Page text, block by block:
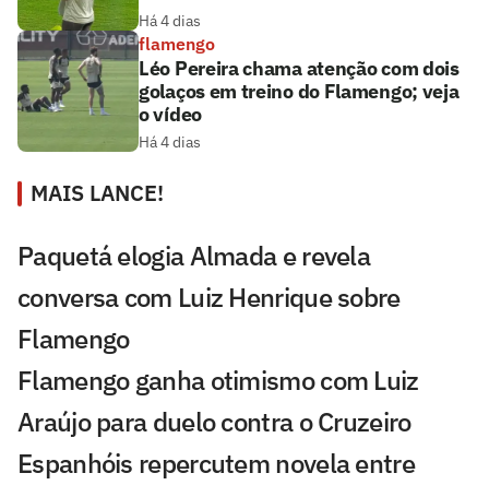
Há 4 dias
flamengo
Léo Pereira chama atenção com dois
golaços em treino do Flamengo; veja
o vídeo
Há 4 dias
MAIS LANCE!
Paquetá elogia Almada e revela
conversa com Luiz Henrique sobre
Flamengo
Flamengo ganha otimismo com Luiz
Araújo para duelo contra o Cruzeiro
Espanhóis repercutem novela entre